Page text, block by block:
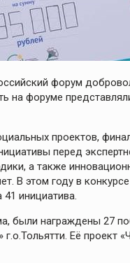
форум
на форуме
проектов,
перед
а также
В этом году в
инициатива.
были награждены 27
Её проект